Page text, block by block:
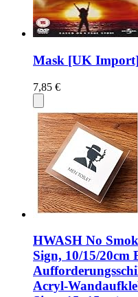
Mask [UK Import]
7,85 €
HWASH No
Sign, 10/15/20cm
Acryl-